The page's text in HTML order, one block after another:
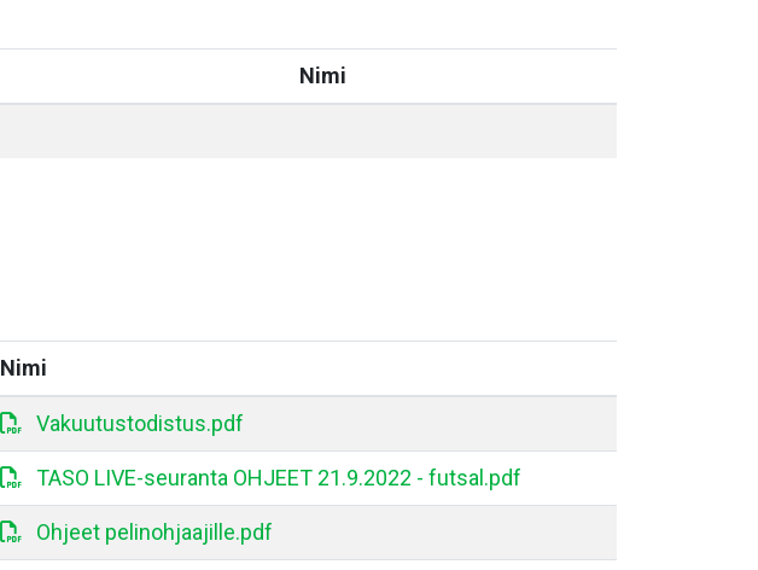
Nimi
Nimi
Vakuutustodistus.pdf
TASO LIVE-seuranta OHJEET 21.9.2022 - futsal.pdf
Ohjeet pelinohjaajille.pdf